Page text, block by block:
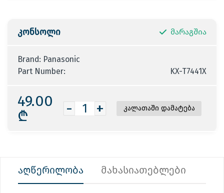
კონსოლი მარაგშია
Brand: Panasonic
Part Number:
KX-T7441X
49.00
₾
- +
აღწერილობა მახასიათებლები